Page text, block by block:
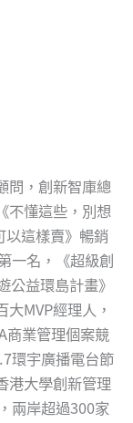
問，創新智庫總
不懂這些，別想
以這樣賣》暢銷
一名，《超級創
益環島計畫》
MVP經理人，
商業管理個案競
環宇廣播電台節
港大學創新管理
兩岸超過300家